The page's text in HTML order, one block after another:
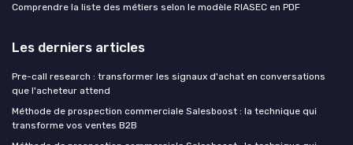
Comprendre la liste des métiers selon le modèle RIASEC en PDF
Les derniers articles
Pre-call research : transformer les signaux d'achat en conversations
que l'acheteur attend
Méthode de prospection commerciale Salesboost : la technique qui
transforme vos ventes B2B